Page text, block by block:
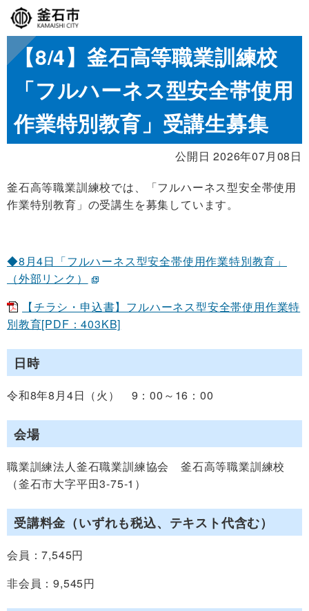
【8/4】釜石高等職業訓練校
「フルハーネス型安全帯使用
作業特別教育」受講生募集
公開日 2026年07月08日
釜石高等職業訓練校では、「フルハーネス型安全帯使用
作業特別教育」の受講生を募集しています。
◆8月4日「フルハーネス型安全帯使用作業特別教育」
（外部リンク）
【チラシ・申込書】フルハーネス型安全帯使用作業特
別教育[PDF：403KB]
日時
令和8年8月4日（火） 9：00～16：00
会場
職業訓練法人釜石職業訓練協会 釜石高等職業訓練校
（釜石市大字平田3-75-1）
受講料金（いずれも税込、テキスト代含む）
会員：7,545円
非会員：9,545円